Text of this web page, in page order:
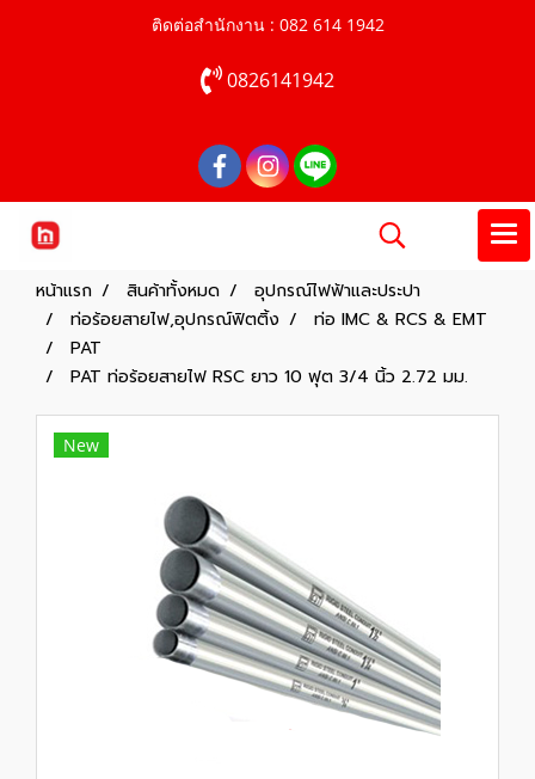
ติดต่อสำนักงาน : 082 614 1942
0826141942
หน้าแรก สินค้าทั้งหมด
อุปกรณ์ไฟฟ้าและประปา
ท่อร้อยสายไฟ,อุปกรณ์ฟิตติ้ง
ท่อ IMC & RCS & EMT
PAT
PAT ท่อร้อยสายไฟ RSC ยาว 10 ฟุต 3/4 นิ้ว 2.72 มม.
New